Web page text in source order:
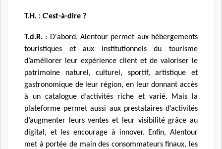
T.H. : C'est-à-dire ?
T.d.R. : D'abord, Alentour permet aux hébergements
touristiques et aux institutionnels du tourisme
d’améliorer leur expérience client et de valoriser le
patrimoine naturel, culturel, sportif, artistique et
gastronomique de leur région, en leur donnant accès
à un catalogue d’activités riche et varié. Mais la
plateforme permet aussi aux prestataires d’activités
d’augmenter leurs ventes et leur visibilité grâce au
digital, et les encourage à innover. Enfin, Alentour
met à portée de main des consommateurs finaux, les